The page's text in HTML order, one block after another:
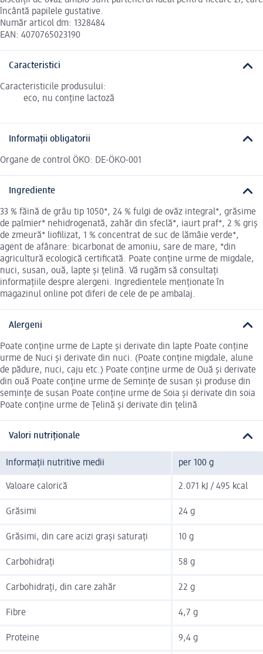
încântă papilele gustative.
Număr articol dm: 1328484
EAN: 4070765023190
Caracteristici
Caracteristicile produsului:
eco, nu conține lactoză
Informații obligatorii
Organe de control ÖKO: DE-ÖKO-001
Ingrediente
33 % făină de grâu tip 1050*, 24 % fulgi de ovăz integral*, grăsime
de palmier* nehidrogenată, zahăr din sfeclă*, iaurt praf*, 2 % griș
de zmeură* liofilizat, 1 % concentrat de suc de lămâie verde*,
agent de afânare: bicarbonat de amoniu, sare de mare, *din
agricultură ecologică certificată. Poate conține urme de migdale,
nuci, susan, ouă, lapte și țelină. Vă rugăm să consultați
informațiile despre alergeni. Ingredientele menționate în
magazinul online pot diferi de cele de pe ambalaj.
Alergeni
Poate conține urme de Lapte și derivate din lapte Poate conține
urme de Nuci și derivate din nuci. (Poate conține migdale, alune
de pădure, nuci, caju etc.) Poate conține urme de Ouă și derivate
din ouă Poate conține urme de Semințe de susan și produse din
semințe de susan Poate conține urme de Soia și derivate din soia
Poate conține urme de Țelină și derivate din țelină
Valori nutriționale
Informații nutritive medii per 100 g
Valoare calorică 2.071 kJ / 495 kcal
Grăsimi 24 g
Grăsimi, din care acizi grași saturați 10 g
Carbohidrați 58 g
Carbohidrați, din care zahăr 22 g
Fibre 4,7 g
Proteine 9,4 g